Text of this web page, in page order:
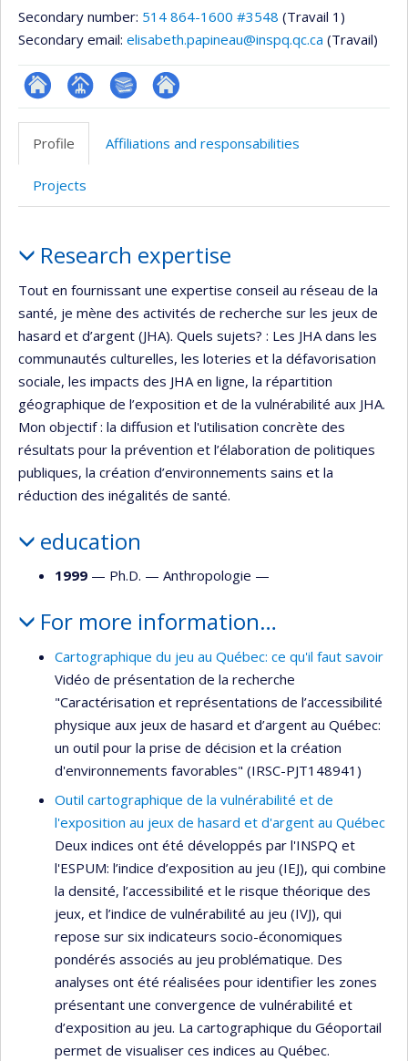
Secondary number: 514 864-1600 #3548 (Travail 1)
Secondary email: elisabeth.papineau@inspq.qc.ca (Travail)
ResearchGate
Page
professionnelle
(faculté,département,école)
Bibliographie
Autre
Profile Affiliations and responsabilities
Projects
Research expertise
Tout en fournissant une expertise conseil au réseau de la
santé, je mène des activités de recherche sur les jeux de
hasard et d’argent (JHA). Quels sujets? : Les JHA dans les
communautés culturelles, les loteries et la défavorisation
sociale, les impacts des JHA en ligne, la répartition
géographique de l’exposition et de la vulnérabilité aux JHA.
Mon objectif : la diffusion et l'utilisation concrète des
résultats pour la prévention et l’élaboration de politiques
publiques, la création d’environnements sains et la
réduction des inégalités de santé.
education
1999 — Ph.D. — Anthropologie —
For more information…
Cartographique du jeu au Québec: ce qu'il faut savoir
Vidéo de présentation de la recherche
"Caractérisation et représentations de l’accessibilité
physique aux jeux de hasard et d’argent au Québec:
un outil pour la prise de décision et la création
d'environnements favorables" (IRSC-PJT148941)
Outil cartographique de la vulnérabilité et de
l'exposition au jeux de hasard et d'argent au Québec
Deux indices ont été développés par l'INSPQ et
l'ESPUM: l’indice d’exposition au jeu (IEJ), qui combine
la densité, l’accessibilité et le risque théorique des
jeux, et l’indice de vulnérabilité au jeu (IVJ), qui
repose sur six indicateurs socio-économiques
pondérés associés au jeu problématique. Des
analyses ont été réalisées pour identifier les zones
présentant une convergence de vulnérabilité et
d’exposition au jeu. La cartographique du Géoportail
permet de visualiser ces indices au Québec.